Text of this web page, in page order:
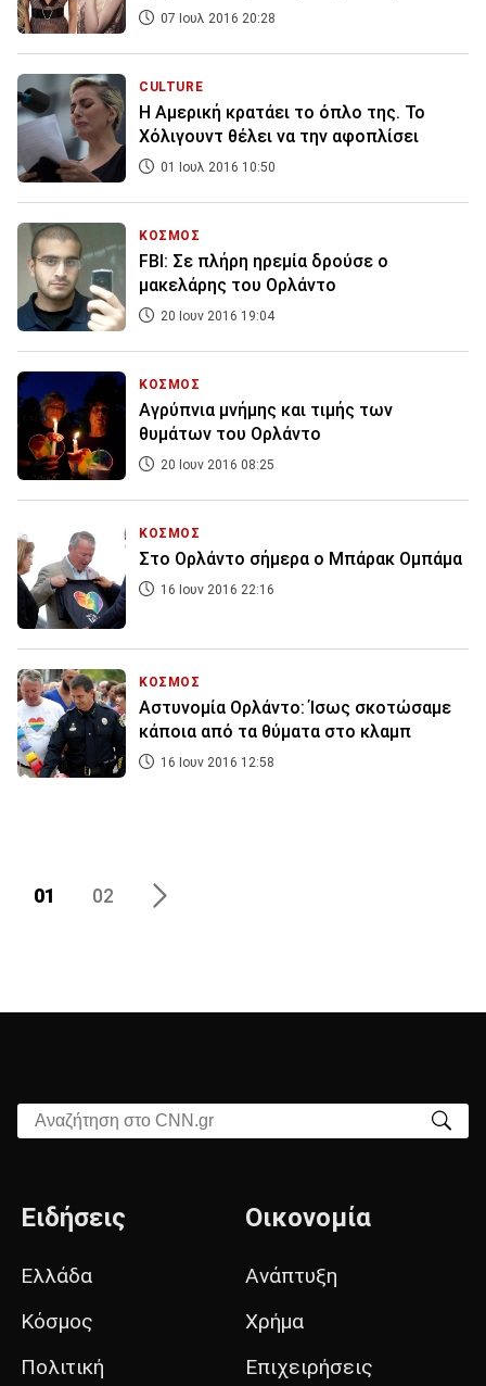
07 Ιουλ 2016 20:28
CULTURE
Η Αμερική κρατάει το όπλο της. Το
Χόλιγουντ θέλει να την αφοπλίσει
01 Ιουλ 2016 10:50
ΚΟΣΜΟΣ
FBI: Σε πλήρη ηρεμία δρούσε ο
μακελάρης του Ορλάντο
20 Ιουν 2016 19:04
ΚΟΣΜΟΣ
Αγρύπνια μνήμης και τιμής των
θυμάτων του Ορλάντο
20 Ιουν 2016 08:25
ΚΟΣΜΟΣ
Στο Ορλάντο σήμερα ο Μπάρακ Ομπάμα
16 Ιουν 2016 22:16
ΚΟΣΜΟΣ
Αστυνομία Ορλάντο: Ίσως σκοτώσαμε
κάποια από τα θύματα στο κλαμπ
16 Ιουν 2016 12:58
01 02
Αναζήτηση στο CNN.gr
Ειδήσεις
Ελλάδα
Κόσμος
Πολιτική
Οικονομία
Ανάπτυξη
Χρήμα
Επιχειρήσεις